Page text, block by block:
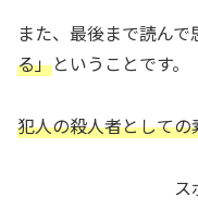
また、最後まで読んで
る」ということです。
犯人の殺人者として
ス